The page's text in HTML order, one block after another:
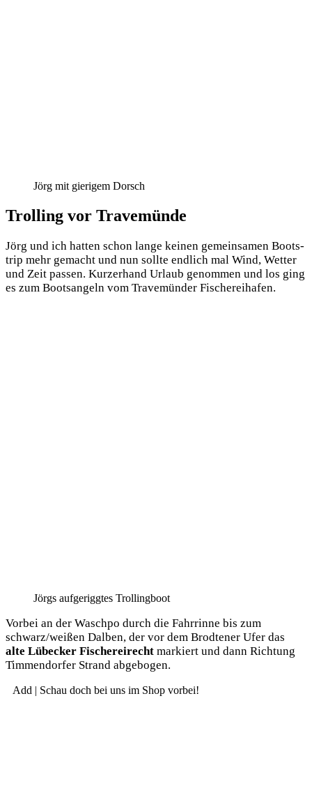
Jörg mit gierigem Dorsch
Trolling vor Travemünde
Jörg und ich hat­ten schon lan­ge kei­nen gemein­sa­men Boots­
trip mehr gemacht und nun soll­te end­lich mal Wind, Wet­ter
und Zeit pas­sen. Kur­zer­hand Urlaub genom­men und los ging
es zum Boots­an­geln vom Tra­ve­mün­der Fischereihafen.
Jörgs auf­ge­rigg­tes Trollingboot
Vor­bei an der Wasch­po durch die Fahr­rin­ne bis zum
schwarz/weißen Dal­ben, der vor dem Brod­te­ner Ufer das
alte Lübe­cker Fische­rei­recht mar­kiert und dann Rich­tung
Tim­men­dor­fer Strand abgebogen.
Add | Schau doch bei uns im Shop vorbei!